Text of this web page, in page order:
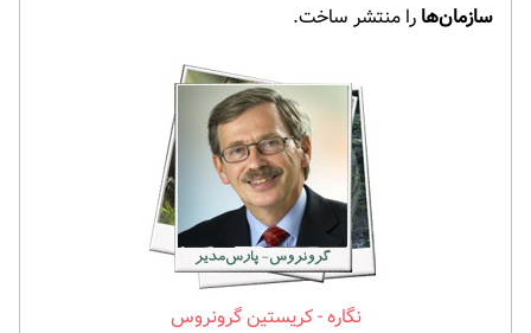
سازمان‌ها را منتشر ساخت.
کریستین گرونروس